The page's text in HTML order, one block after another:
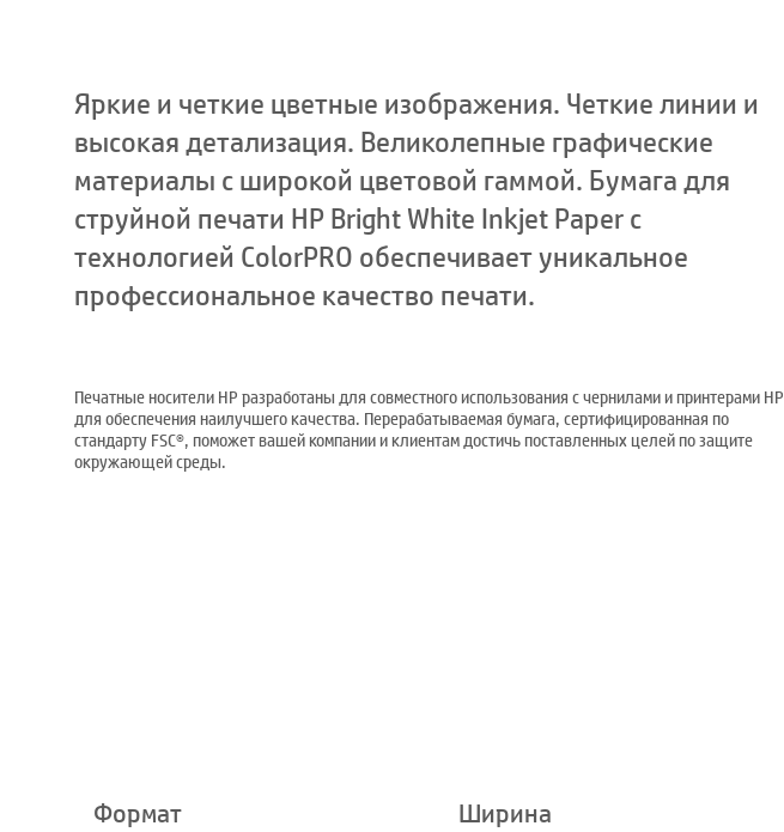
Яркие и четкие цветные изображения. Четкие линии и
высокая детализация. Великолепные графические
материалы с широкой цветовой гаммой. Бумага для
струйной печати HP Bright White Inkjet Paper с
технологией ColorPRO обеспечивает уникальное
профессиональное качество печати.
Печатные носители HP разработаны для совместного использования с чернилами и принтерами HP
для обеспечения наилучшего качества. Перерабатываемая бумага, сертифицированная по
стандарту FSC®, поможет вашей компании и клиентам достичь поставленных целей по защите
окружающей среды.
Формат Ширина